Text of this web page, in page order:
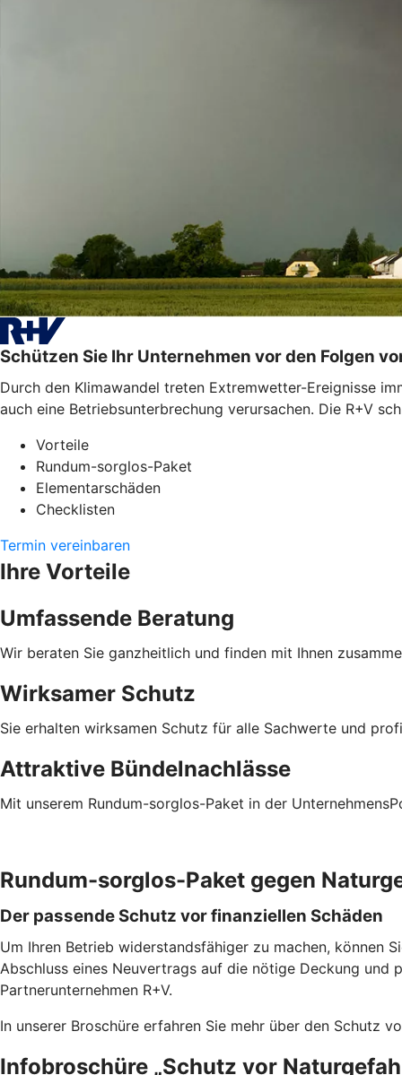
Schützen Sie Ihr Unternehmen vor den Folgen
Durch den Klimawandel treten Extremwetter-Ereignisse
auch eine Betriebsunterbrechung verursachen. Die R+V
Vorteile
Rundum-sorglos-Paket
Elementarschäden
Checklisten
Termin vereinbaren
Ihre Vorteile
Umfassende Beratung
Wir beraten Sie ganzheitlich und finden mit Ihnen
Wirksamer Schutz
Sie erhalten wirksamen Schutz für alle Sachwerte und
Attraktive Bündelnachlässe
Mit unserem Rundum-sorglos-Paket in der
Rundum-sorglos-Paket gegen
Der passende Schutz vor finanziellen Schäden
Um Ihren Betrieb widerstandsfähiger zu machen, können
Abschluss eines Neuvertrags auf die nötige Deckung und
Partnerunternehmen R+V.
In unserer Broschüre erfahren Sie mehr über den Schutz
Infobroschüre „Schutz vor